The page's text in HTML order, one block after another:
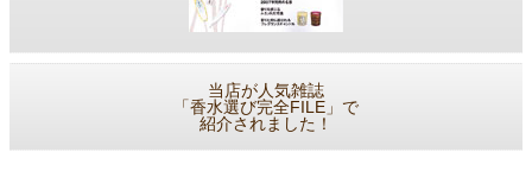
当店が人気雑誌
「香水選び完全FILE」で
紹介されました！